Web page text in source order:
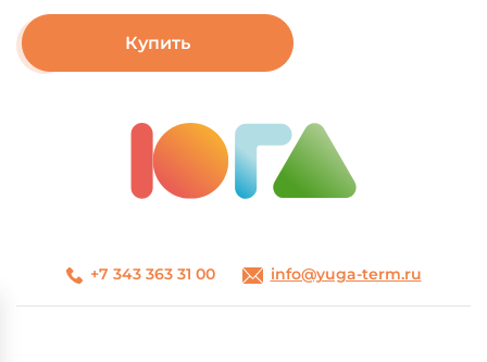
Купить
+7 343 363 31 00 info@yuga-term.ru